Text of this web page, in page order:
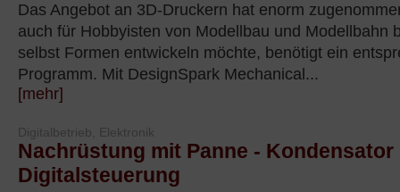
Das Angebot an 3D-Druckern hat enorm
auch für Hobbyisten von Modellbau und Modellbahn
selbst Formen entwickeln möchte, benötigt ein
Programm. Mit DesignSpark Mechanical...
[mehr]
Digitalbetrieb, Elektronik
Nachrüstung mit Panne -
Digitalsteuerung